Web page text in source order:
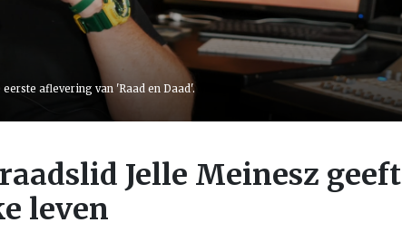
aflevering van 'Raad en Daad'.
Jelle Meinesz geeft
leven